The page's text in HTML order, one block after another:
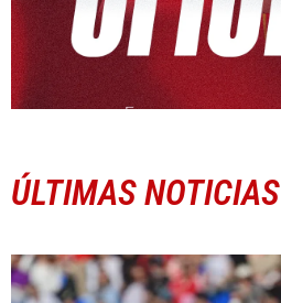
ÚLTIMAS NOTICIAS